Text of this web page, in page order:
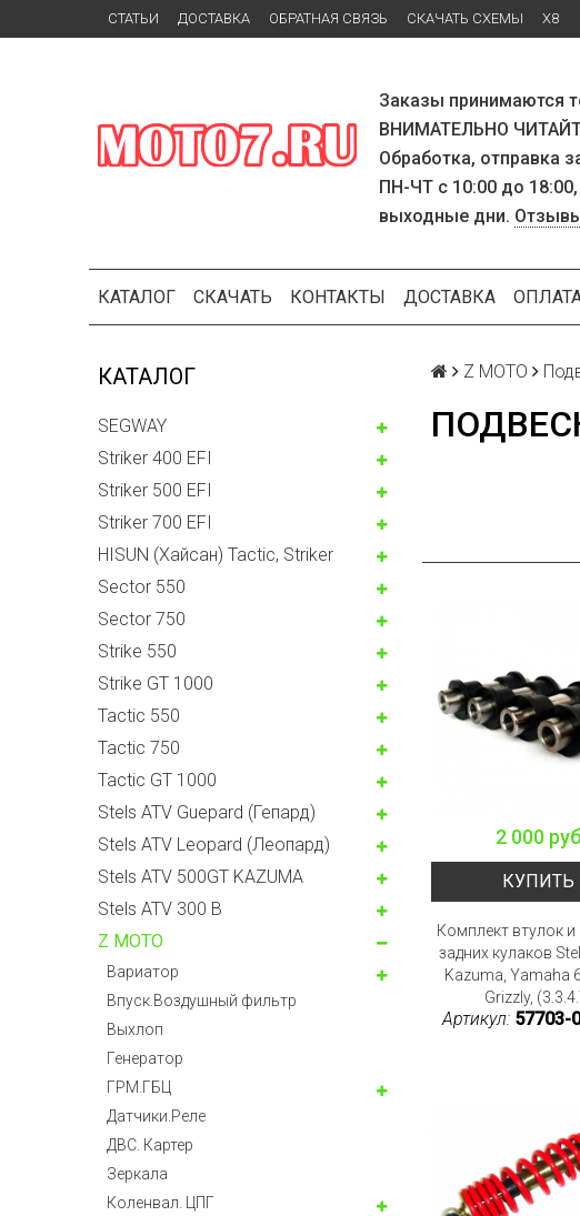
СТАТЬИ ДОСТАВКА ОБРАТНАЯ СВЯЗЬ СКАЧАТЬ СХЕМЫ X8
Заказы принимаются
ВНИМАТЕЛЬНО
Обработка, отправка
ПН-ЧТ с 10:00 до
выходные дни.
КАТАЛОГ СКАЧАТЬ КОНТАКТЫ ДОСТАВКА
КАТАЛОГ
SEGWAY
Striker 400 EFI
Striker 500 EFI
Striker 700 EFI
HISUN (Хайсан) Tactic, Striker
Sector 550
Sector 750
Strike 550
Strike GT 1000
Tactic 550
Tactic 750
Tactic GT 1000
Stels ATV Guepard (Гепард)
Stels ATV Leopard (Леопард)
Stels ATV 500GT KAZUMA
Stels ATV 300 B
Z MOTO
Вариатор
Впуск.Воздушный фильтр
Выхлоп
Генератор
ГРМ.ГБЦ
Датчики.Реле
ДВС. Картер
Зеркала
Коленвал. ЦПГ
Z MOTO
2 000 руб
КУПИТЬ
Комплект втулок и
задних кулаков
Kazuma, Yamaha
Grizzly,
Артикул: 57703-